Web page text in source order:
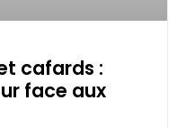
cafards :
face aux